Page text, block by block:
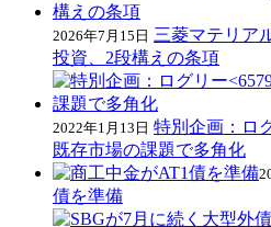
2026年7月15日 三菱マテリア
投資、2段構えの条項
2022年1月13日 特別企画：ロ
既存市場の課題で多角化
債を準備